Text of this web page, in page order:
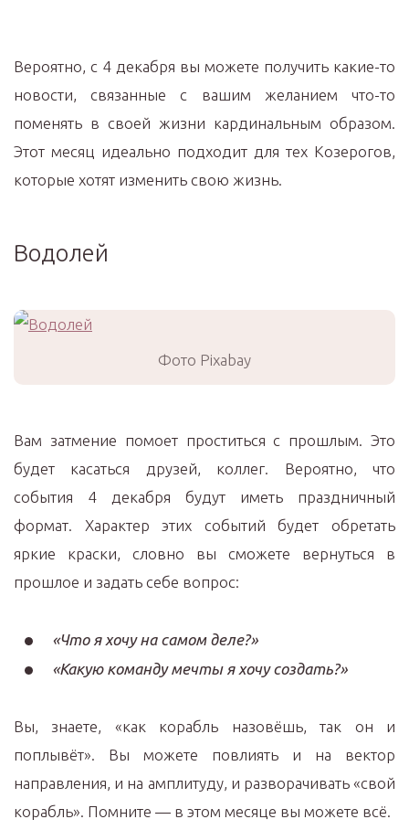
Вероятно, с 4 декабря вы можете получить какие-то
новости, связанные с вашим желанием что-то
поменять в своей жизни кардинальным образом.
Этот месяц идеально подходит для тех Козерогов,
которые хотят изменить свою жизнь.
Водолей
Фото Pixabay
Вам затмение помоет проститься с прошлым. Это
будет касаться друзей, коллег. Вероятно, что
события 4 декабря будут иметь праздничный
формат. Характер этих событий будет обретать
яркие краски, словно вы сможете вернуться в
прошлое и задать себе вопрос:
«Что я хочу на самом деле?»
«Какую команду мечты я хочу создать?»
Вы, знаете, «как корабль назовёшь, так он и
поплывёт». Вы можете повлиять и на вектор
направления, и на амплитуду, и разворачивать «свой
корабль». Помните — в этом месяце вы можете всё.